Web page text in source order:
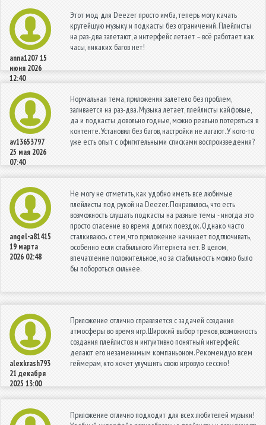
anna120715
июня 2026
12:40
Этот мод для Deezer просто имба, теперь могу качать
крутейшую музыку и подкасты без ограничений. Плейлисты
на раз-два залетают, а интерфейс летает – всё работает как
часы, никаких багов нет!
av13653797
25 мая 2026
07:40
Нормальная тема, приложения залетело без проблем,
заливается на раз-два. Музыка летает, плейлисты кайфовые,
да и подкасты довольно годные, можно реально потеряться в
контенте. Установил без багов, настройки не лагают. У кого-то
уже есть опыт с офигительными списками воспроизведения?
angel-a81415
19 марта
2026 02:48
Не могу не отметить, как удобно иметь все любимые
плейлисты под рукой на Deezer. Понравилось, что есть
возможность слушать подкасты на разные темы - иногда это
просто спасение во время долгих поездок. Однако часто
сталкиваюсь с тем, что приложение начинает подглючивать,
особенно если стабильного Интернета нет. В целом,
впечатление положительное, но за стабильность можно было
бы побороться сильнее.
alexkrash793
21 декабря
2025 13:00
Приложение отлично справляется с задачей создания
атмосферы во время игр. Широкий выбор треков, возможность
создания плейлистов и интуитивно понятный интерфейс
делают его незаменимым компаньоном. Рекомендую всем
геймерам, кто хочет улучшить свою игровую сессию!
Приложение отлично подходит для всех любителей музыки!